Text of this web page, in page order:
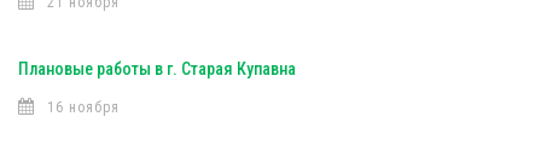
Плановые работы в г. Старая Купавна
16 ноября